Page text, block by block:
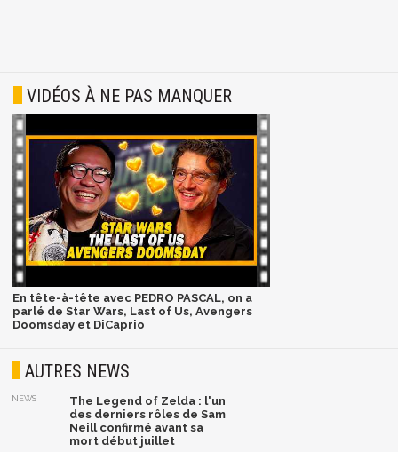
VIDÉOS À NE PAS MANQUER
En tête-à-tête avec PEDRO PASCAL, on a
parlé de Star Wars, Last of Us, Avengers
Doomsday et DiCaprio
AUTRES NEWS
NEWS
The Legend of Zelda : l'un
des derniers rôles de Sam
Neill confirmé avant sa
mort début juillet